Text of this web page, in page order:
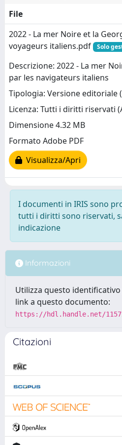
File
2022 - La mer Noire et la
voyageurs italiens.pdf
Solo
Descrizione: 2022 - La mer
par les navigateurs italiens
Tipologia: Versione editoriale
Licenza: Tutti i diritti riservati
Dimensione 4.32 MB
Formato Adobe PDF
Visualizza/Apri
I documenti in IRIS sono
tutti i diritti sono riservati,
indicazione
Informazioni
Utilizza questo
link a questo documento:
https://hdl.handle.net/
Citazioni